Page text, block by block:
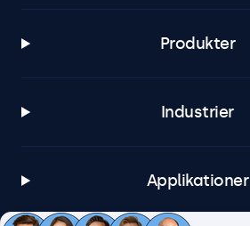
Produkter
Industrier
Applikationer